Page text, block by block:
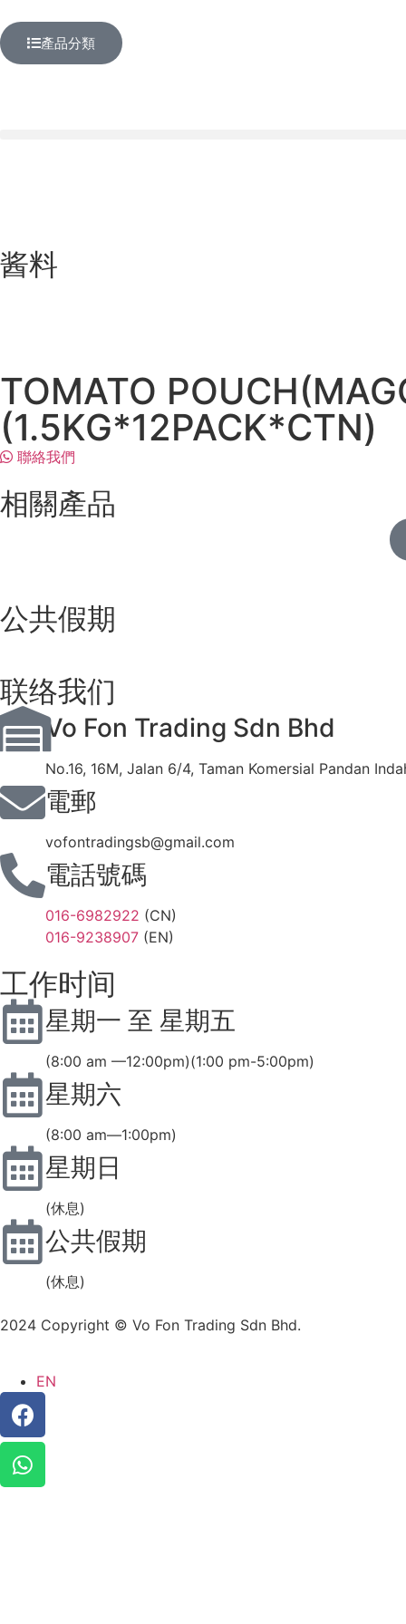
產品分類
酱料
TOMATO
(1.5KG*12PACK*CTN)
聯絡我們
相關產品
公共假期
联络我们
Vo Fon Trading Sdn Bhd
No.16, 16M, Jalan 6/4, Taman Komersial Pandan
電郵
vofontradingsb@gmail.com
電話號碼
016-6982922 (CN)
016-9238907 (EN)
工作时间
星期一 至 星期五
(8:00 am —12:00pm)(1:00 pm-5:00pm)
星期六
(8:00 am—1:00pm)
星期日
(休息)
公共假期
(休息)
2024 Copyright © Vo Fon Trading Sdn Bhd.
EN